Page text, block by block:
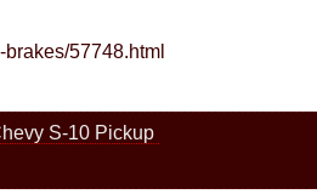
57748.html
S-10 Pickup